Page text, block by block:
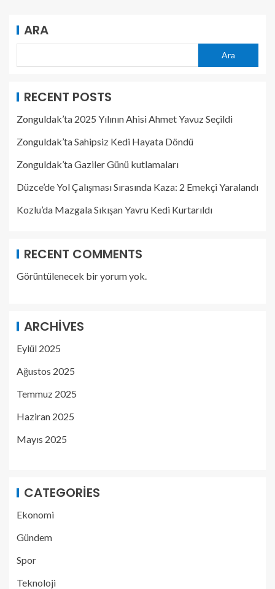
ARA
Ara
RECENT POSTS
Zonguldak’ta 2025 Yılının Ahisi Ahmet Yavuz Seçildi
Zonguldak’ta Sahipsiz Kedi Hayata Döndü
Zonguldak’ta Gaziler Günü kutlamaları
Düzce’de Yol Çalışması Sırasında Kaza: 2 Emekçi Yaralandı
Kozlu’da Mazgala Sıkışan Yavru Kedi Kurtarıldı
RECENT COMMENTS
Görüntülenecek bir yorum yok.
ARCHIVES
Eylül 2025
Ağustos 2025
Temmuz 2025
Haziran 2025
Mayıs 2025
CATEGORIES
Ekonomi
Gündem
Spor
Teknoloji